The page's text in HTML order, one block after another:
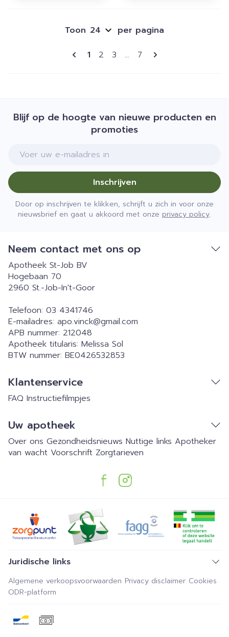
Pagina's
U lees momenteel pagina
1 Pagina
2 Pagina
3 ... Pagina
7
Toon per pagina
Blijf op de hoogte van nieuwe producten en
promoties
E-mail adres
Inschrijven
Door op inschrijven te klikken, schrijft u zich in voor onze
nieuwsbrief en gaat u akkoord met onze privacy policy.
Neem contact met ons op
Apotheek St-Job BV
Hogebaan 70
2960 St.-Job-In't-Goor
Telefoon: 03 4341746
E-mailadres: apo.vinck@gmail.com
APB nummer: 212048
Apotheek titularis: Melissa Sol
BTW nummer: BE0426532853
Klantenservice
FAQ Instructiefilmpjes
Uw apotheek
Over ons Gezondheidsnieuws Nuttige links Apotheker
van wacht Voorschrift Zorgtarieven
Juridische links
Algemene verkoopsvoorwaarden Privacy disclaimer Cookies
ODR-platform